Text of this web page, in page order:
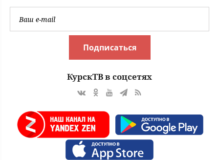
Подписаться
КурскТВ в соцсетях